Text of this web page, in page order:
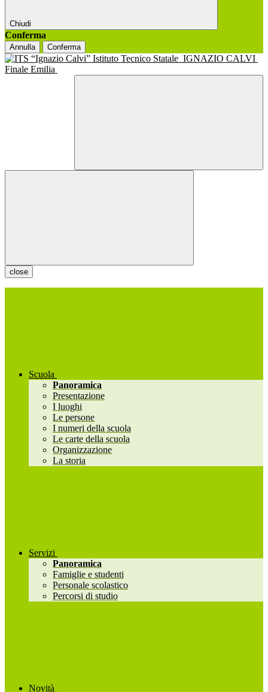
Chiudi
Conferma
Annulla Conferma
Istituto Tecnico Statale IGNAZIO CALVI
Finale Emilia
close
Scuola
Panoramica
Presentazione
I luoghi
Le persone
I numeri della scuola
Le carte della scuola
Organizzazione
La storia
Servizi
Panoramica
Famiglie e studenti
Personale scolastico
Percorsi di studio
Novità